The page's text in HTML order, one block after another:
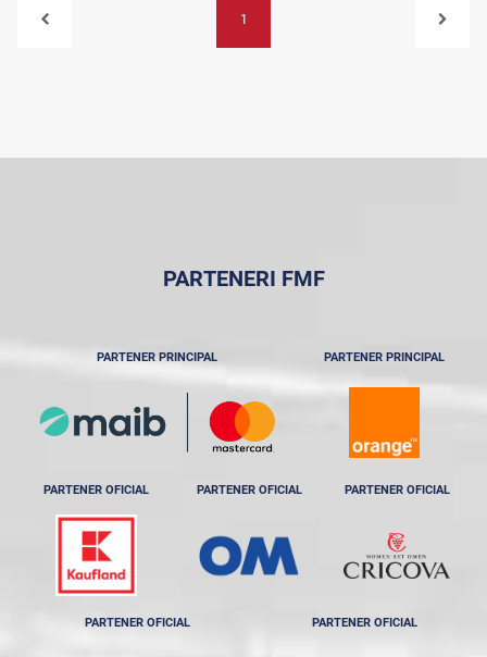
1
PARTENERI FMF
PARTENER PRINCIPAL PARTENER PRINCIPAL
PARTENER OFICIAL PARTENER OFICIAL PARTENER OFICIAL
PARTENER OFICIAL PARTENER OFICIAL